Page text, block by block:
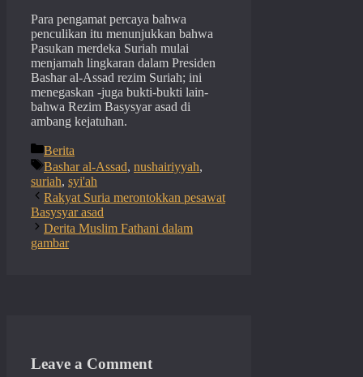
Para pengamat percaya bahwa
penculikan itu menunjukkan bahwa
Pasukan merdeka Suriah mulai
menjamah lingkaran dalam Presiden
Bashar al-Assad rezim Suriah; ini
menegaskan -juga bukti-bukti lain-
bahwa Rezim Basysyar asad di
ambang kejatuhan.
Categories
Berita
Tags
Bashar al-Assad, nushairiyyah,
suriah, syi'ah
Rakyat Suria merontokkan pesawat
Basysyar asad
Derita Muslim Fathani dalam
gambar
Leave a Comment